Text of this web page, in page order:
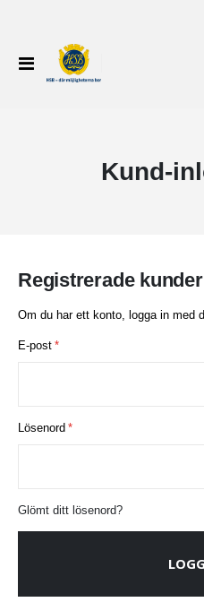
Växla
Nav
Kund-
Registrerade kunder
Om du har ett konto, logga in med
E-post
Lösenord
Glömt ditt lösenord?